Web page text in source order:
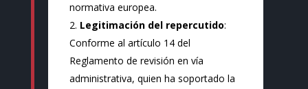
normativa europea.
Legitimación del repercutido:
Conforme al artículo 14 del
Reglamento de revisión en vía
administrativa, quien ha soportado la